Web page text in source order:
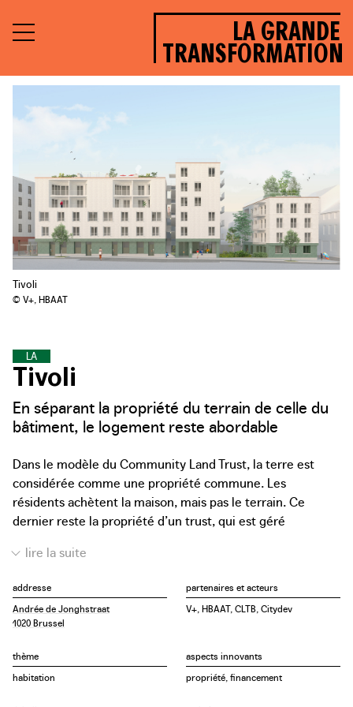
LA GRANDE
TRANSFORMATION
Tivoli
© V+, HBAAT
LO
G
E
M
E
N
T
S
A
Tivoli
En séparant la propriété du terrain de celle du
bâtiment, le logement reste abordable
Dans le modèle du Community Land Trust, la terre est
considérée comme une propriété commune. Les
résidents achètent la maison, mais pas le terrain. Ce
dernier reste la propriété d’un trust, qui est géré
autorités publiques. De cette façon, les logements restent
coûtent ainsi 40 % de moins que ceux du marché privé.
Dans le futur quartier durable de Tivoli, à côté de Tour &
Taxis, la Fondation CLTB a exceptionnellement accepté de
travailler sur la base d’un bail de longue durée : Citydev, la
société de développement bruxelloise, reste propriétaire
addresse
Andrée de Jonghstraat
1020 Brussel
partenaires et acteurs
V+, HBAAT, CLTB, Citydev
thème
habitation
aspects innovants
propriété, financement